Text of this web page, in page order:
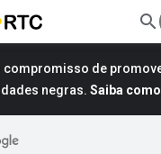
compromisso de
negras. Saiba como